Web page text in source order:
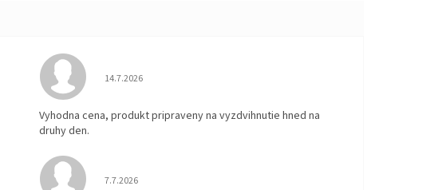
Hodnotenie obchodu je 5 z 5 hviezdičiek.
14.7.2026
Vyhodna cena, produkt pripraveny na vyzdvihnutie hned na
druhy den.
Hodnotenie obchodu je 5 z 5 hviezdičiek.
7.7.2026